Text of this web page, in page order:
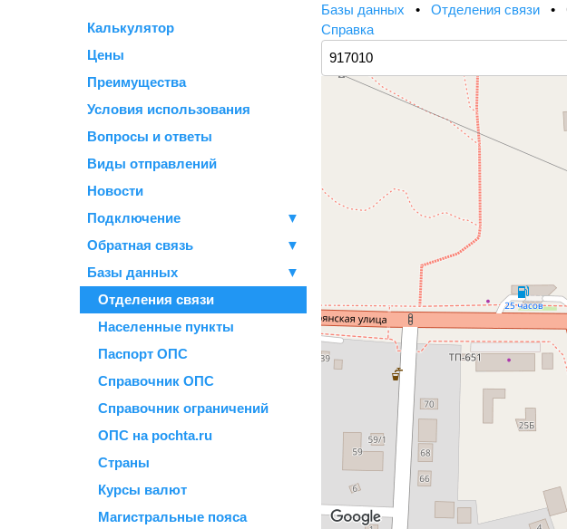
Калькулятор
Цены
Преимущества
Условия использования
Вопросы и ответы
Виды отправлений
Новости
Подключение
▼
Обратная связь
▼
Базы данных
▼
Отделения связи
Населенные пункты
Паспорт ОПС
Справочник ОПС
Справочник ограничений
ОПС на pochta.ru
Страны
Курсы валют
Магистральные пояса
Базы данных • Отделения связи •
Справка